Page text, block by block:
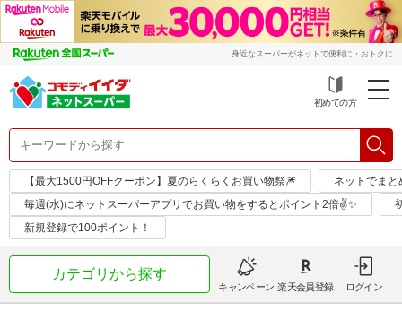
身近なスーパーがネットで便利に・おトクに
初めての方
【最大1500円OFFクーポン】夏のらくらくお買い物祭🎆
ネットでまと
毎週(水)にネットスーパーアプリでお買い物をするとポイント2倍✌✨
新規登録で100ポイント！
カテゴリから探す
キャンペーン 楽天会員登録 ログイン